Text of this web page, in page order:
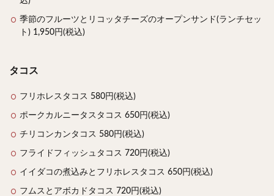
季節のフルーツとリコッタチーズのオープンサンド(ランチセッ
ト) 1,950円(税込)
タコス
フリホレスタコス 580円(税込)
ポークカルニータスタコス 650円(税込)
チリコンカンタコス 580円(税込)
フライドフィッシュタコス 720円(税込)
イイダコの煮込みとフリホレスタコス 650円(税込)
フムスとアボカドタコス 720円(税込)